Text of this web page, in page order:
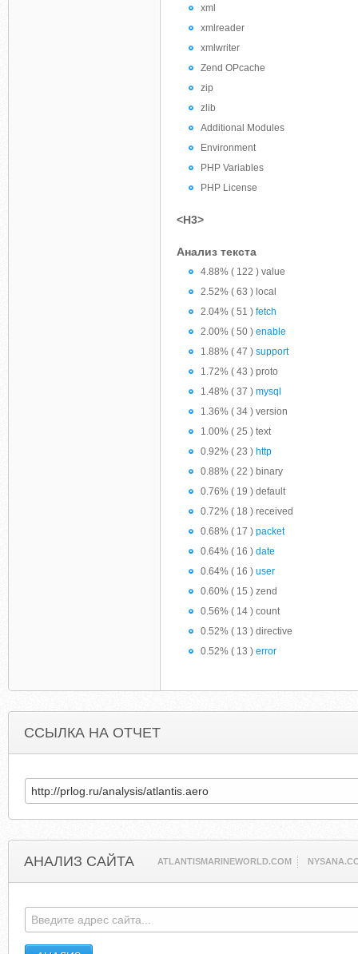
xml
xmlreader
xmlwriter
Zend OPcache
zip
zlib
Additional Modules
Environment
PHP Variables
PHP License
<H3>
Анализ текста
4.88% ( 122 ) value
2.52% ( 63 ) local
2.04% ( 51 ) fetch
2.00% ( 50 ) enable
1.88% ( 47 ) support
1.72% ( 43 ) proto
1.48% ( 37 ) mysql
1.36% ( 34 ) version
1.00% ( 25 ) text
0.92% ( 23 ) http
0.88% ( 22 ) binary
0.76% ( 19 ) default
0.72% ( 18 ) received
0.68% ( 17 ) packet
0.64% ( 16 ) date
0.64% ( 16 ) user
0.60% ( 15 ) zend
0.56% ( 14 ) count
0.52% ( 13 ) directive
0.52% ( 13 ) error
ССЫЛКА НА ОТЧЕТ
АНАЛИЗ САЙТА ATLANTISMARINEWORLD.COM